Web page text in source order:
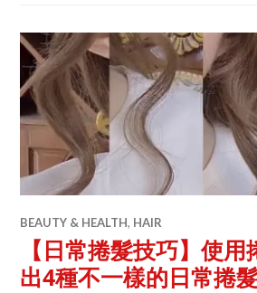
BEAUTY & HEALTH, HAIR
【日常捲髮技巧】使
出4種不一樣的日常捲髮